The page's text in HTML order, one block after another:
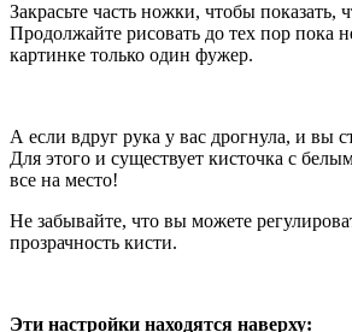
Закрасьте часть ножки, чтобы показать,
Продолжайте рисовать до тех пор пока
картинке только один фужер.
А если вдруг рука у вас дрогнула, и вы
Для этого и существует кисточка с
все на место!
Не забывайте, что вы можете
прозрачность кисти.
Эти настройки находятся наверху: